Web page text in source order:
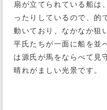
扇が立てられている船は
ったりしているので、的
動いており、なかなか狙
平氏たちが一面に船を並
は源氏が馬をならべて見
晴れがましい光景です。